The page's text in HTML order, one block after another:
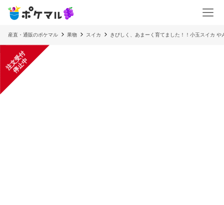
産直・通販のポケマル 果物 スイカ きびしく、あまーく育てました！！小玉スイカ や
注
文
受
付
停
止
中